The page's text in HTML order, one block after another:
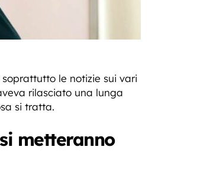
le notizie sui vari
rilasciato una lunga
si tratta.
metteranno